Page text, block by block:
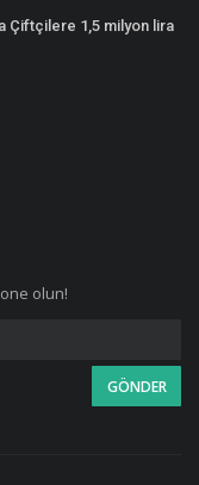
Çiftçilere 1,5 milyon lira
olun!